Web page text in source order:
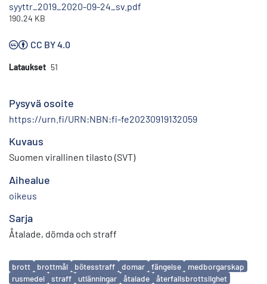
syyttr_2019_2020-09-24_sv.pdf
190.24 KB
CC BY 4.0
Lataukset 51
Pysyvä osoite
https://urn.fi/URN:NBN:fi-fe20230919132059
Kuvaus
Suomen virallinen tilasto (SVT)
Aihealue
oikeus
Sarja
Åtalade, dömda och straff
Avainsanat
brott brottmål bötesstraff domar fängelse
medborgarskap
rusmedel
straff utlänningar åtalade återfallsbrottslighet